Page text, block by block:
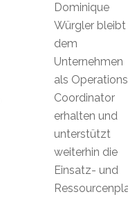
Dominique
Würgler bleibt
dem
Unternehmen
als Operations
Coordinator
erhalten und
unterstützt
weiterhin die
Einsatz- und